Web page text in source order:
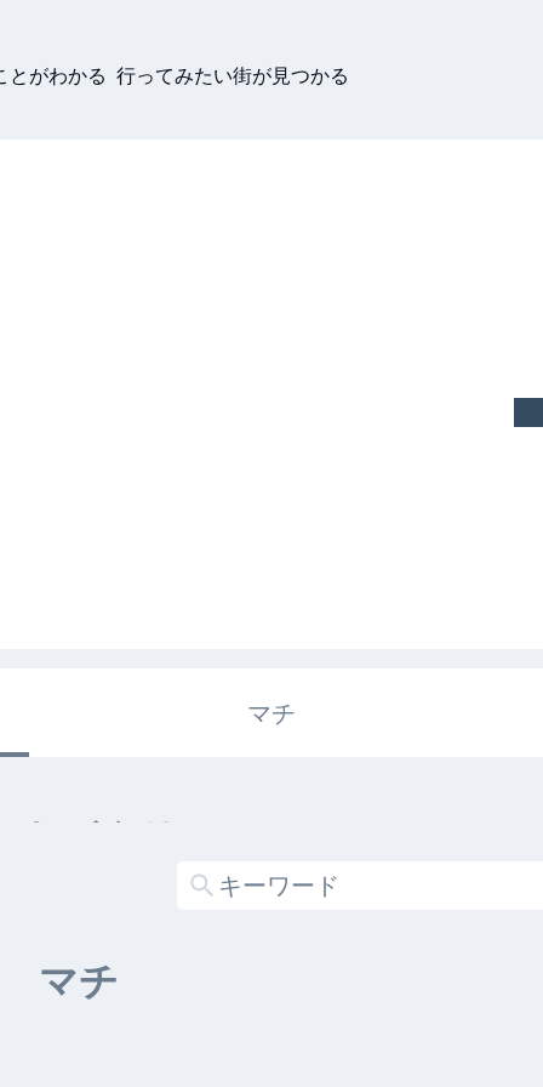
とがわかる 行ってみたい街が見つかる
マチ
キガタリ
マチ